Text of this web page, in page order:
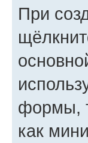
При
формы,
как